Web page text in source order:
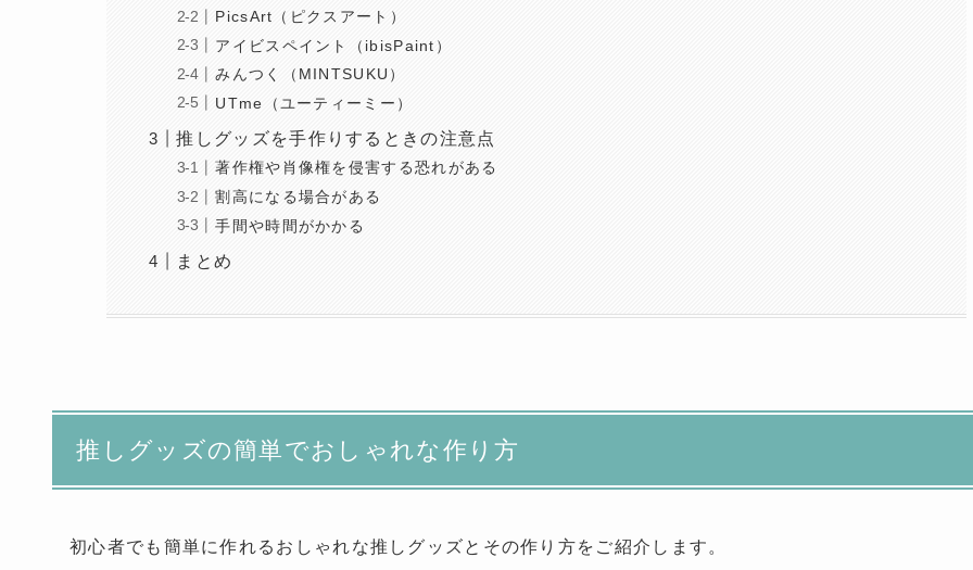
PicsArt（ピクスアート）
アイビスペイント（ibisPaint）
みんつく（MINTSUKU）
UTme（ユーティーミー）
推しグッズを手作りするときの注意点
著作権や肖像権を侵害する恐れがある
割高になる場合がある
手間や時間がかかる
まとめ
推しグッズの簡単でおしゃれな作り方
初心者でも簡単に作れるおしゃれな推しグッズとその作り方をご紹介します。